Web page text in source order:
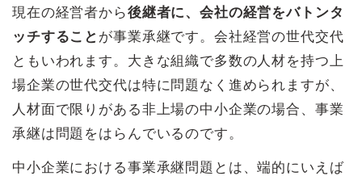
現在の経営者から後継者に、会社の経営をバトンタ
ッチすること が事業承継です。会社経営の世代交代
ともいわれます。大きな組織で多数の人材を持つ上
場企業の世代交代は特に問題なく進められますが、
人材面で限りがある非上場の中小企業の場合、事業
承継は問題をはらんでいるのです。
中小企業における事業承継問題とは、端的にいえば